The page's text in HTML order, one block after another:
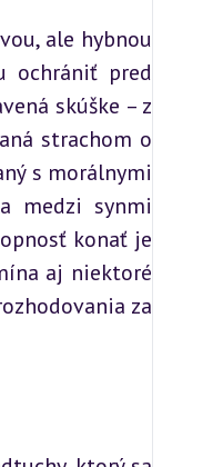
ale hybnou
ochrániť pred
skúške – z
strachom o
s morálnymi
medzi synmi
konať je
aj niektoré
za